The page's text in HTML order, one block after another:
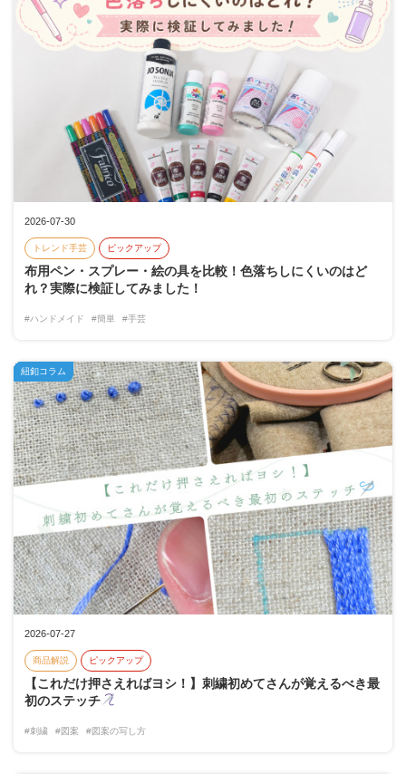
2026-07-30
トレンド手芸 ピックアップ
布用ペン・スプレー・絵の具を比較！色落ちしにくいのはど
れ？実際に検証してみました！
#ハンドメイド #簡単 #手芸
2026-07-27
商品解説 ピックアップ
【これだけ押さえればヨシ！】刺繍初めてさんが覚えるべき最
初のステッチ
#刺繍 #図案 #図案の写し方
紐釦コラム